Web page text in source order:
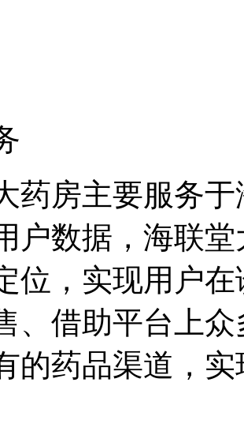
药房主要服务
户数据，海联
位，实现用户
、借助平台上
的药品渠道，